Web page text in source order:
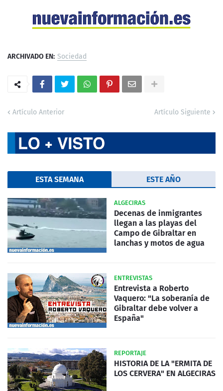
ARCHIVADO EN: Sociedad
Artículo Anterior Artículo Siguiente
ESTA SEMANA ESTE AÑO
ALGECIRAS
Decenas de inmigrantes
llegan a las playas del
Campo de Gibraltar en
lanchas y motos de agua
ENTREVISTAS
Entrevista a Roberto
Vaquero: "La soberanía de
Gibraltar debe volver a
España"
REPORTAJE
HISTORIA DE LA "ERMITA DE
LOS CERVERA" EN ALGECIRAS